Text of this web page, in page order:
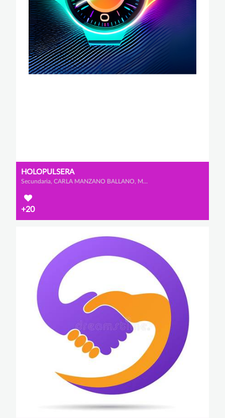
HOLOPULSERA
Secundaria, CARLA MANZANO BALLANO, MARÍA SERRANO LÓPEZ y IRENE DE BLAS VÁZQUEZ
+20